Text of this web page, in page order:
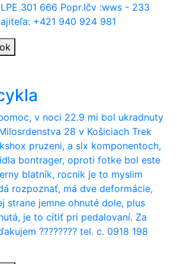
301 666 Popr.Ičv :wws - 233
+421 940 924 981
v noci 22.9 mi bol ukradnuty
28 v Košiciach Trek
pruzeni, a slx komponentoch,
bontrager, oproti fotke bol este
blatník, rocnik je to myslim
rozpoznať, má dve deformácie,
strane jemne ohnuté dole, plus
je to cítiť pri pedalovaní. Za
???????? tel. c. 0918 198